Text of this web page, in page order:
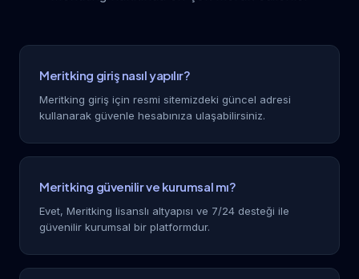
Meritking giriş nasıl yapılır?
Meritking giriş için resmi sitemizdeki güncel adresi
kullanarak güvenle hesabınıza ulaşabilirsiniz.
Meritking güvenilir ve kurumsal mı?
Evet, Meritking lisanslı altyapısı ve 7/24 desteği ile
güvenilir kurumsal bir platformdur.